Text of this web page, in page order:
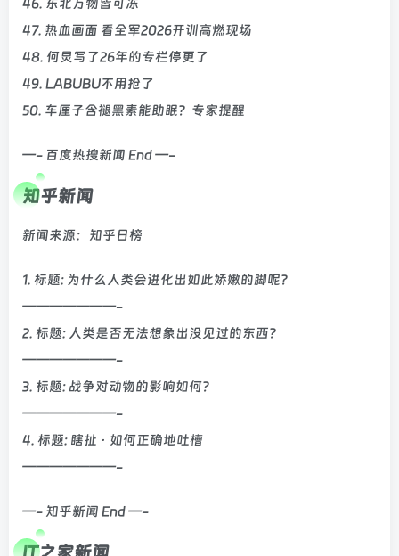
46. 东北万物皆可冻
47. 热血画面 看全军2026开训高燃现场
48. 何炅写了26年的专栏停更了
49. LABUBU不用抢了
50. 车厘子含褪黑素能助眠？专家提醒
—- 百度热搜新闻 End —-
知乎新闻
新闻来源：知乎日榜
1. 标题: 为什么人类会进化出如此娇嫩的脚呢？
———————-
2. 标题: 人类是否无法想象出没见过的东西？
———————-
3. 标题: 战争对动物的影响如何？
———————-
4. 标题: 瞎扯 · 如何正确地吐槽
———————-
—- 知乎新闻 End —-